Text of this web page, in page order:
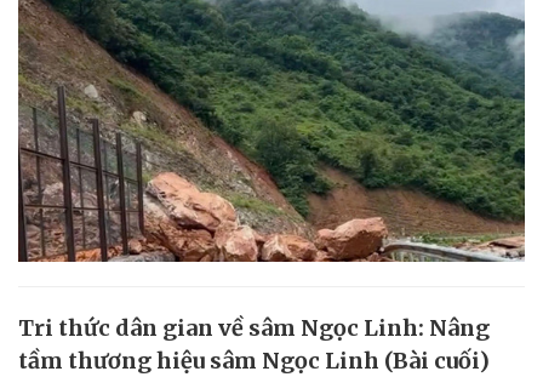
Tri thức dân gian về sâm Ngọc Linh: Nâng
tầm thương hiệu sâm Ngọc Linh (Bài cuối)